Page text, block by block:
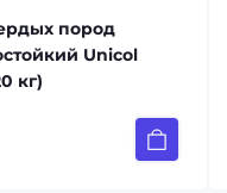
пород
Unicol
кг)